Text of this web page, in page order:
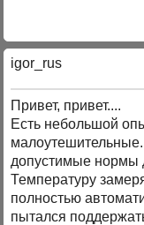
igor_rus
Привет, привет....
Есть небольшой
допустимые нормы
Температуру
полностью
пытался